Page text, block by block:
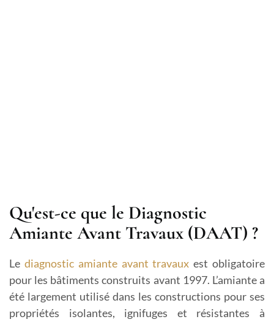
Qu'est-ce que le Diagnostic
Amiante Avant Travaux (DAAT) ?
Le diagnostic amiante avant travaux est obligatoire
pour les bâtiments construits avant 1997. L’amiante a
été largement utilisé dans les constructions pour ses
propriétés isolantes, ignifuges et résistantes à